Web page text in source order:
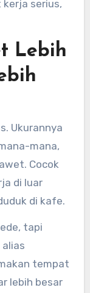
serius,
Lebih
Ukurannya
mana,
Cocok
di luar
di kafe.
tapi
tempat
lebih besar